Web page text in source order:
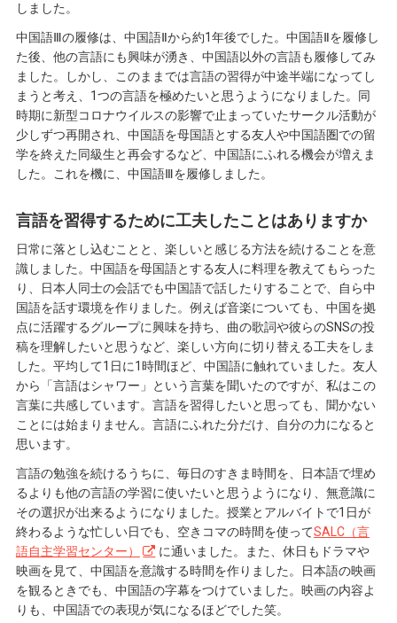
しました。
中国語Ⅲの履修は、中国語Ⅱから約1年後でした。中国語Ⅱを履修し
た後、他の言語にも興味が湧き、中国語以外の言語も履修してみ
ました。しかし、このままでは言語の習得が中途半端になってし
まうと考え、1つの言語を極めたいと思うようになりました。同
時期に新型コロナウイルスの影響で止まっていたサークル活動が
少しずつ再開され、中国語を母国語とする友人や中国語圏での留
学を終えた同級生と再会するなど、中国語にふれる機会が増えま
した。これを機に、中国語Ⅲを履修しました。
言語を習得するために工夫したことはありますか
日常に落とし込むことと、楽しいと感じる方法を続けることを意
識しました。中国語を母国語とする友人に料理を教えてもらった
り、日本人同士の会話でも中国語で話したりすることで、自ら中
国語を話す環境を作りました。例えば音楽についても、中国を拠
点に活躍するグループに興味を持ち、曲の歌詞や彼らのSNSの投
稿を理解したいと思うなど、楽しい方向に切り替える工夫をしま
した。平均して1日に1時間ほど、中国語に触れていました。友人
から「言語はシャワー」という言葉を聞いたのですが、私はこの
言葉に共感しています。言語を習得したいと思っても、聞かない
ことには始まりません。言語にふれた分だけ、自分の力になると
思います。
言語の勉強を続けるうちに、毎日のすきま時間を、日本語で埋め
るよりも他の言語の学習に使いたいと思うようになり、無意識に
その選択が出来るようになりました。授業とアルバイトで1日が
終わるような忙しい日でも、空きコマの時間を使ってSALC（言
語自主学習センター）
に通いました。また、休日もドラマや
映画を見て、中国語を意識する時間を作りました。日本語の映画
を観るときでも、中国語の字幕をつけていました。映画の内容よ
りも、中国語での表現が気になるほどでした笑。